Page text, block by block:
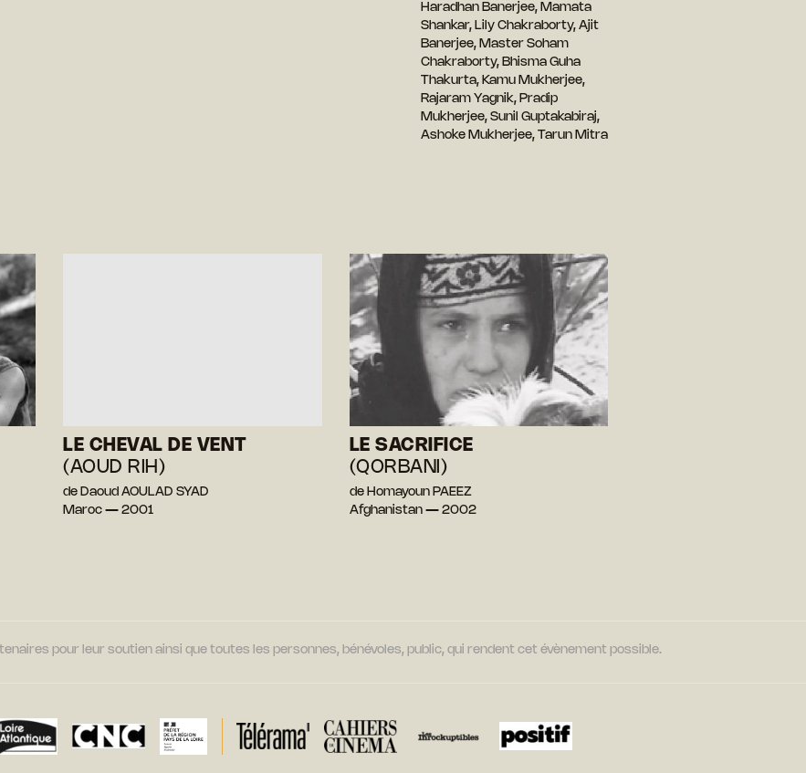
Haradhan Banerjee, Mamata
Shankar, Lily Chakraborty, Ajit
Banerjee, Master Soham
Chakraborty, Bhisma Guha
Thakurta, Kamu Mukherjee,
Rajaram Yagnik, Pradip
Mukherjee, Sunil Guptakabiraj,
Ashoke Mukherjee, Tarun Mitra
LE CHEVAL DE VENT
(AOUD RIH)
de Daoud AOULAD SYAD
Maroc — 2001
LE SACRIFICE
(QORBANI)
de Homayoun PAEEZ
Afghanistan — 2002
pour leur soutien ainsi que toutes les personnes, bénévoles, public, qui rendent cet évènement possible.